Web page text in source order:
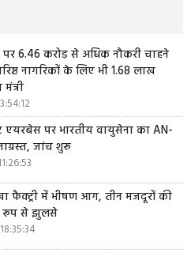
पर 6.46 करोड़ से अधिक नौकरी चाहने
नागरिकों के लिए भी 1.68 लाख
पर भारतीय वायुसेना का AN-
जांच शुरू
फैक्ट्री में भीषण आग, तीन मजदूरों की
रूप से झुलसे